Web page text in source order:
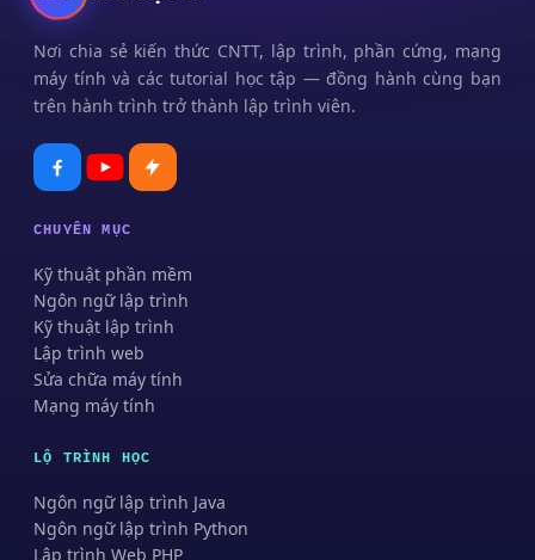
Nơi chia sẻ kiến thức CNTT, lập trình, phần cứng, mạng
máy tính và các tutorial học tập — đồng hành cùng bạn
trên hành trình trở thành lập trình viên.
CHUYÊN MỤC
Kỹ thuật phần mềm
Ngôn ngữ lập trình
Kỹ thuật lập trình
Lập trình web
Sửa chữa máy tính
Mạng máy tính
LỘ TRÌNH HỌC
Ngôn ngữ lập trình Java
Ngôn ngữ lập trình Python
Lập trình Web PHP